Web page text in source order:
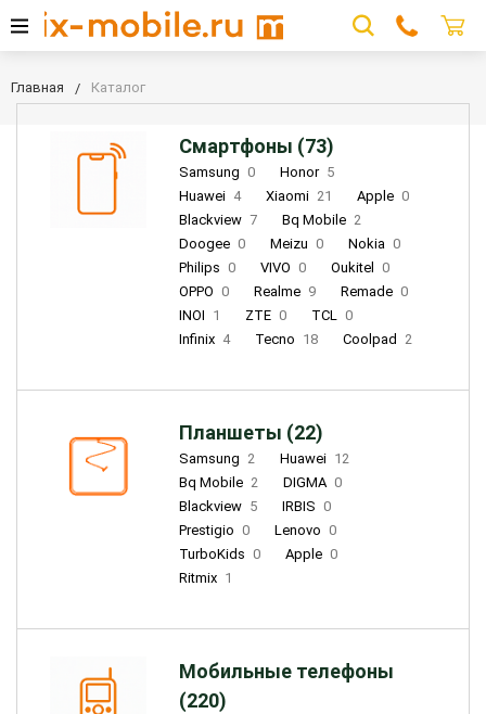
Главная Каталог
Смартфоны (73)
Samsung 0 Honor 5
Huawei 4 Xiaomi 21 Apple 0
Blackview 7 Bq Mobile 2
Doogee 0 Meizu 0 Nokia 0
Philips 0 VIVO 0 Oukitel
0
OPPO 0 Realme 9 Remade 0
INOI 1 ZTE 0 TCL 0
Infinix 4 Tecno 18 Coolpad 2
Планшеты (22)
Samsung 2 Huawei 12
Bq Mobile 2 DIGMA 0
Blackview 5 IRBIS 0
Prestigio 0 Lenovo 0
TurboKids 0 Apple 0
Ritmix 1
Мобильные телефоны
(220)